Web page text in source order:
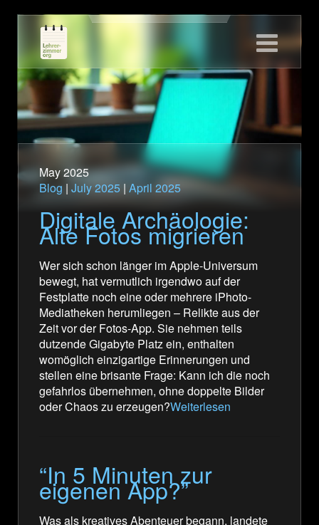
Home
Joy of Ed
Blog
Skriptorium
Tools
Didaktik
May 2025
Blog | July 2025 | April 2025
Digitale Archäologie:
Alte Fotos migrieren
Wer sich schon länger im Apple-Universum
bewegt, hat vermutlich irgendwo auf der
Festplatte noch eine oder mehrere iPhoto-
Mediatheken herumliegen – Relikte aus der
Zeit vor der Fotos-App. Sie nehmen teils
dutzende Gigabyte Platz ein, enthalten
womöglich einzigartige Erinnerungen und
stellen eine brisante Frage: Kann ich die noch
gefahrlos übernehmen, ohne doppelte Bilder
oder Chaos zu erzeugen?Weiterlesen
“In 5 Minuten zur
eigenen App?”
Was als kreatives Abenteuer begann, landete